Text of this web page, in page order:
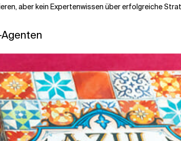
aber kein Expertenwissen über erfolgreiche